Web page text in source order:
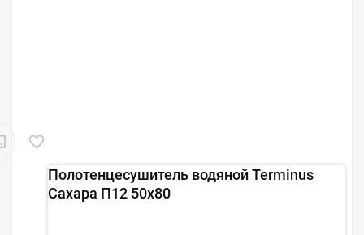
Полотенцесушитель водяной Terminus
Сахара П12 50х80